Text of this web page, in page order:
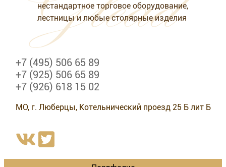
нестандартное торговое оборудование,
лестницы и любые столярные изделия
+7 (495) 506 65 89
+7 (925) 506 65 89
+7 (926) 618 15 02
МО, г. Люберцы, Котельнический проезд 25 Б лит Б